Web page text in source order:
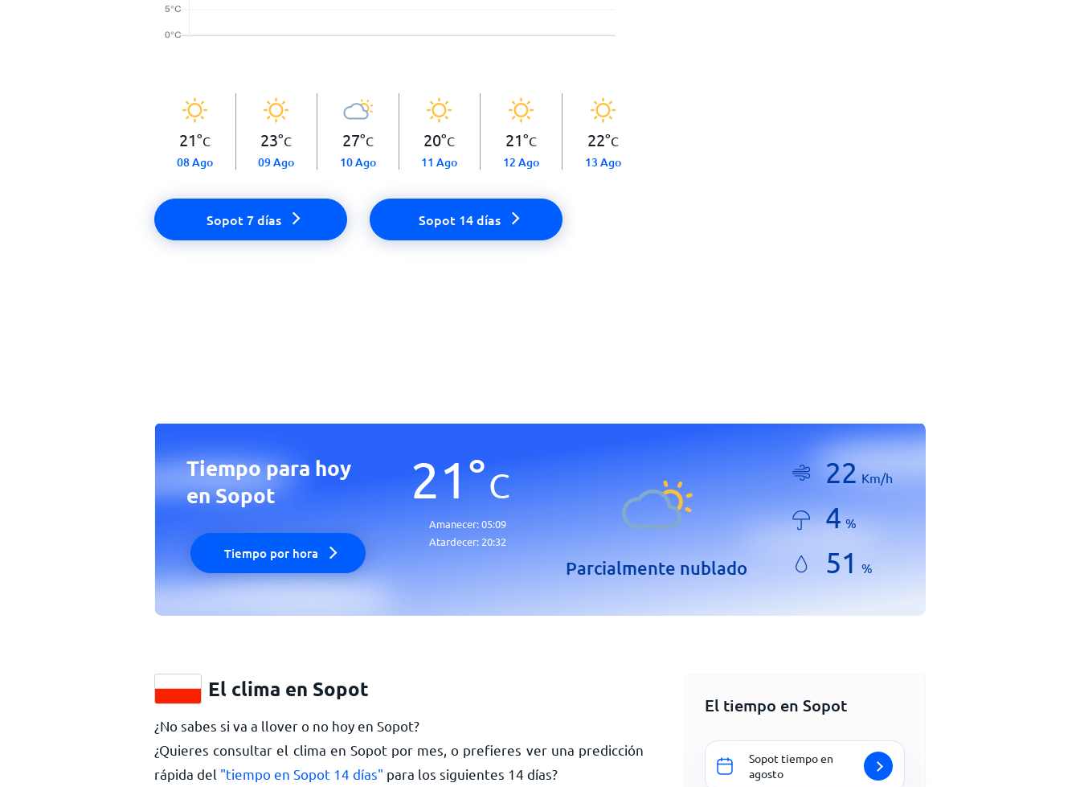
21°C
08 Ago
23°C
09 Ago
27°C
10 Ago
20°C
11 Ago
21°C
12 Ago
22°C
13 Ago
Sopot 7 días Sopot 14 días
Tiempo para hoy
en Sopot
Tiempo por hora
21°C
Amanecer:05:09
Atardecer: 20:32
Parcialmente nublado
22 Km/h
4 %
51 %
El clima en Sopot
¿No sabes si va a llover o no hoy en Sopot?
¿Quieres consultar el clima en Sopot por mes, o prefieres ver una predicción
rápida del "tiempo en Sopot 14 días" para los siguientes 14 días?
El tiempo en Sopot
Sopot tiempo en
agosto